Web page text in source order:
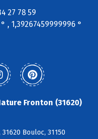
27 78 59
, 1,39267459999996 °
Fronton (31620)
Bouloc, 31150